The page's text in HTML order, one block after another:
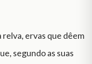
relva, ervas que dêem
segundo as suas